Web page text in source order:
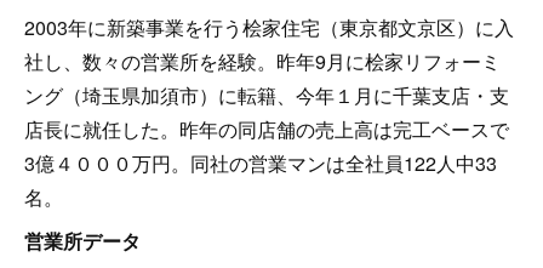
2003年に新築事業を行う桧家住宅（東京都文京区）に入
社し、数々の営業所を経験。昨年9月に桧家リフォーミ
ング（埼玉県加須市）に転籍、今年１月に千葉支店・支
店長に就任した。昨年の同店舗の売上高は完工ベースで
3億４０００万円。同社の営業マンは全社員122人中33
名。
営業所データ